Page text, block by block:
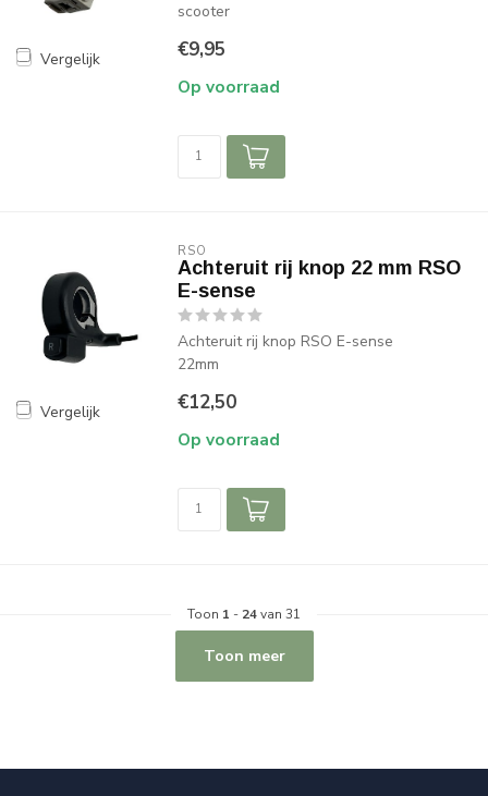
Vergelijk
scooter
€9,95
Op voorraad
Vergelijk
RSO
Achteruit rij knop 22 mm RSO
E-sense
Achteruit rij knop RSO E-sense
22mm
€12,50
Op voorraad
Toon 1 - 24van 31
Toon meer